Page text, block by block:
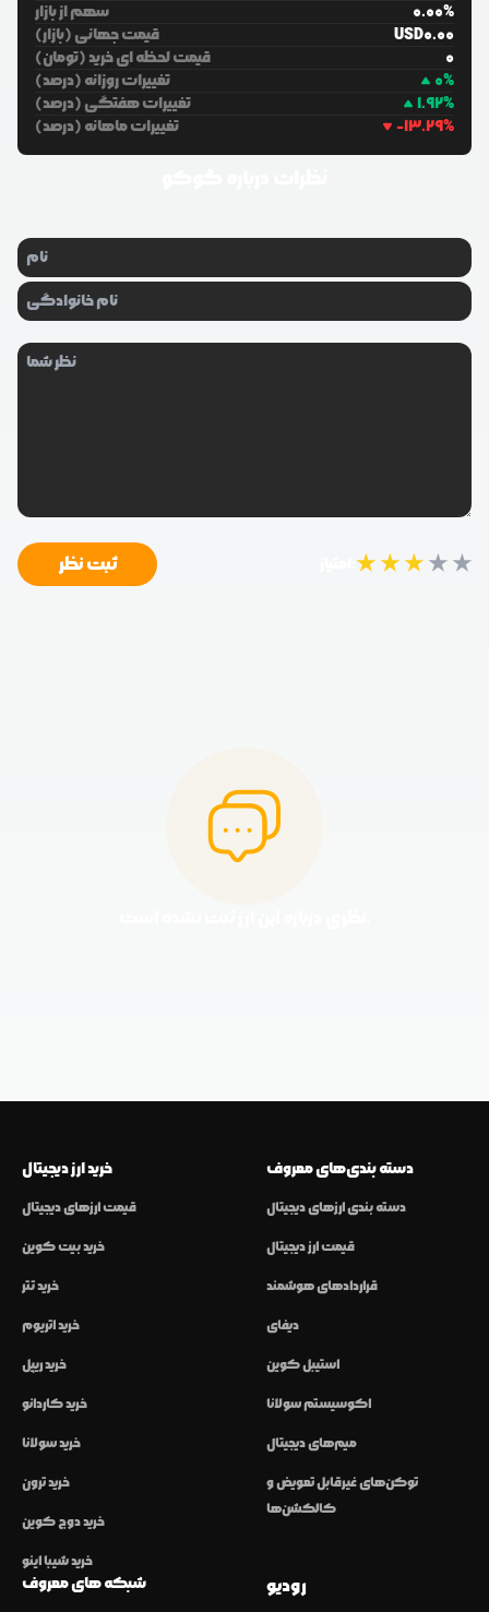
سهم از بازار
0.00%
قیمت جهانی (بازار)
USD0.00
قیمت لحظه ای خرید (تومان)
0
تغییرات روزانه (درصد)
0%
تغییرات هفتگی (درصد)
1.92%
تغییرات ماهانه (درصد)
-13.29%
★★★★★ ثبت نظر
خرید ارز دیجیتال
قیمت ارزهای دیجیتال
خرید بیت کوین
خرید تتر
خرید اتریوم
خرید ریپل
خرید کاردانو
خرید سولانا
خرید ترون
خرید دوج کوین
خرید شیبا اینو
دسته بندی‌های معروف
دسته بندی ارزهای دیجیتال
قیمت ارز دیجیتال
قراردادهای هوشمند
دیفای
استیبل کوین
اکوسیستم سولانا
میم‌های دیجیتال
توکن‌های غیرقابل تعویض و
کالکشن‌ها
شبکه های معروف رودیو